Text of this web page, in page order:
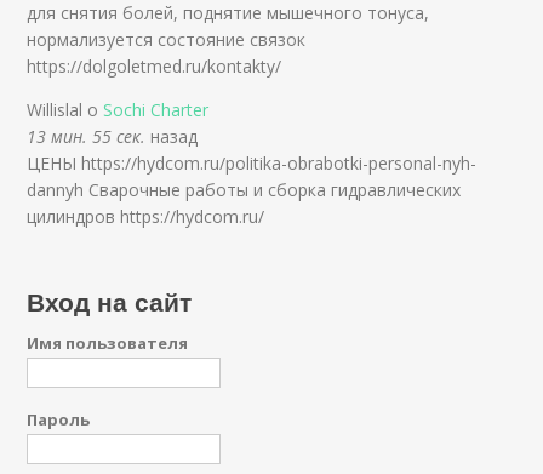
для снятия болей, поднятие мышечного тонуса,
нормализуется состояние связок
https://dolgoletmed.ru/kontakty/
Willislal о Sochi Charter
13 мин. 55 сек. назад
ЦЕНЫ https://hydcom.ru/politika-obrabotki-personal-nyh-
dannyh Сварочные работы и сборка гидравлических
цилиндров https://hydcom.ru/
Вход на сайт
Имя пользователя
Пароль